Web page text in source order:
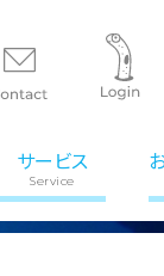
サービス
Service